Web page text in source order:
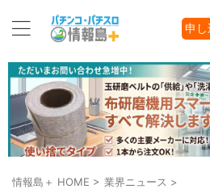
申
情報島＋ HOME > 業界ニュース >